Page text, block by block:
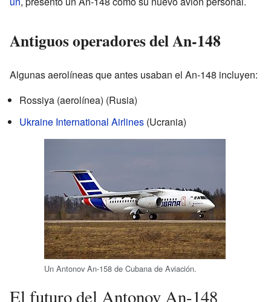
Antiguos operadores del An-148
Algunas aerolíneas que antes usaban el An-148 incluyen:
Rossiya (aerolínea) (Rusia)
Ukraine International Airlines (Ucrania)
Un Antonov An-158 de Cubana de Aviación.
El futuro del Antonov An-148